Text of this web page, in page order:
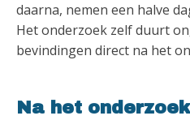
daarna, nemen een halve
Het onderzoek zelf duurt
bevindingen direct na het
Na het onderzoek